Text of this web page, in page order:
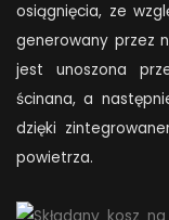
osiągnięcia, ze
generowany przez
jest unoszona
ścinana, a
dzięki
powietrza.